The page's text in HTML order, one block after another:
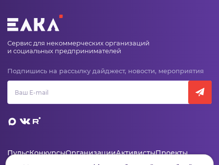
Сервис для некоммерческих организаций
и социальных предпринимателей
Подпишись на рассылку дайджест, новости, мероприятия
ПульсКонкурсыОрганизацииАктивистыПроекты
Аналитика